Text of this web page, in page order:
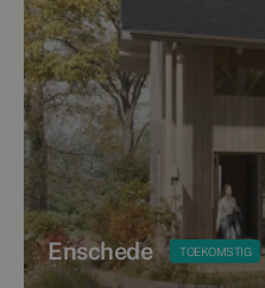
Enschede TOEKOMSTIG